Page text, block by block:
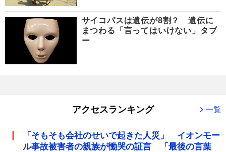
サイコパスは遺伝が8割？ 遺伝に
まつわる「言ってはいけない」タブ
ー
アクセスランキング 一覧
「そもそも会社のせいで起きた人災」 イオンモー
ル事故被害者の親族が慟哭の証言 「最後の言葉